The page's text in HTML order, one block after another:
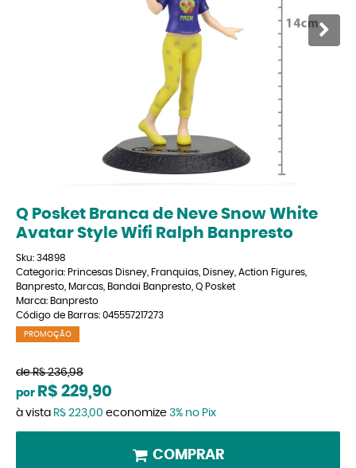
Q Posket Branca de Neve Snow White
Avatar Style Wifi Ralph Banpresto
Sku: 34898
Categoria: Princesas Disney Franquias Disney Action Figures
Banpresto Marcas Bandai Banpresto Q Posket
Marca: Banpresto
Código de Barras: 045557217273
PROMOÇÃO
de R$ 236,98
por R$ 229,90
à vista R$ 223,00 economize 3% no Pix
COMPRAR